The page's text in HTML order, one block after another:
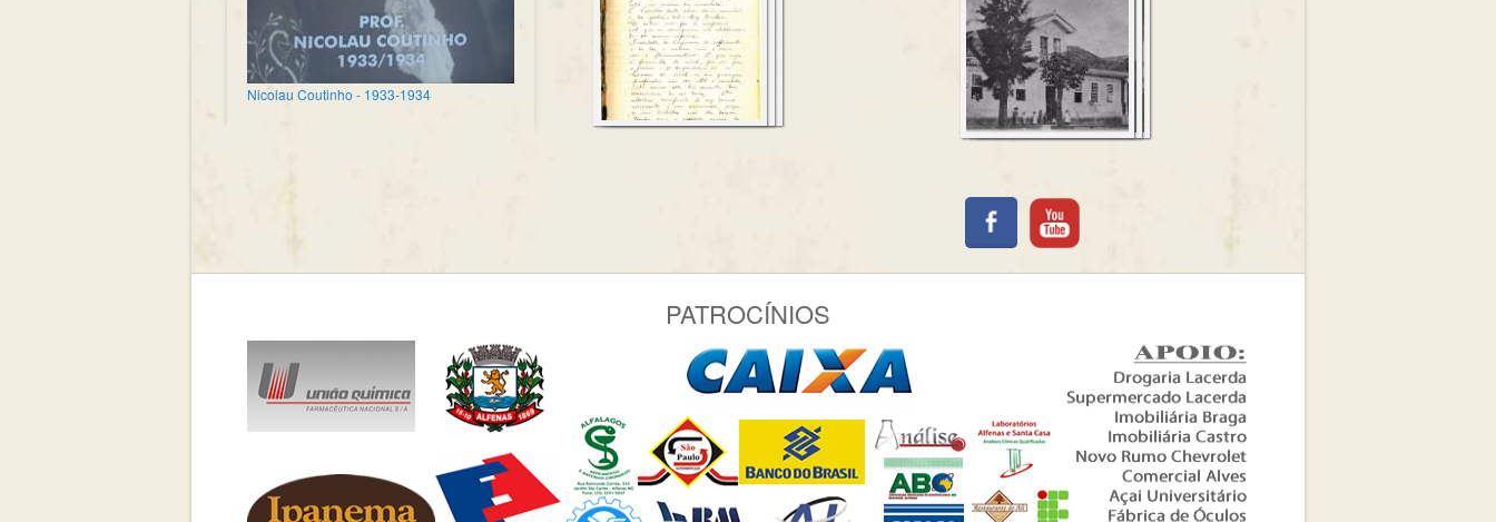
Nicolau Coutinho - 1933-1934
PATROCÍNIOS